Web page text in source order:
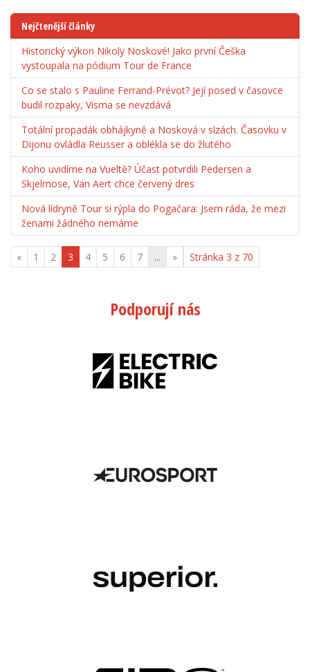
Nejčtenější články
Historický výkon Nikoly Noskové! Jako první Češka
vystoupala na pódium Tour de France
Co se stalo s Pauline Ferrand-Prévot? Její posed v časovce
budil rozpaky, Visma se nevzdává
Totální propadák obhájkyně a Nosková v slzách. Časovku v
Dijonu ovládla Reusser a oblékla se do žlutého
Koho uvidíme na Vueltě? Účast potvrdili Pedersen a
Skjelmose, Van Aert chce červený dres
Nová lídryně Tour si rýpla do Pogačara: Jsem ráda, že mezi
ženami žádného nemáme
« 1 2 3 4 5 6 7 ... » Stránka 3 z 70
Podporují nás